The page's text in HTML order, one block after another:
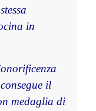
in
il
medaglia di